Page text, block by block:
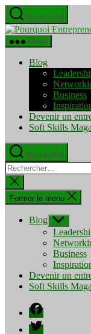
Aller
au
contenu
Recherche
Menu
Blog
Business
Devenir un
Soft Skills
Recherche
Rechercher :
Fermer
la
recherche
Fermer le menu
Blog Afficher
le
sous-
menu
Business
Devenir un
Soft Skills
Facebook
Twitter